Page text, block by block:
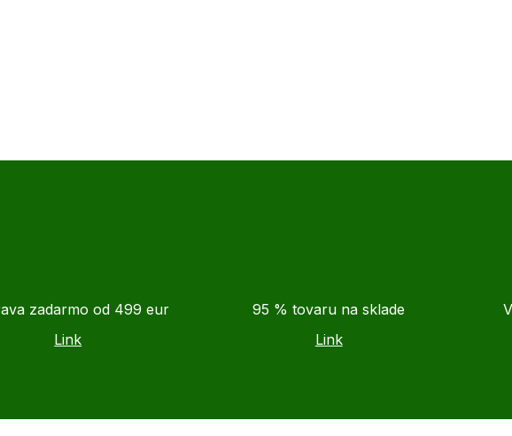
zadarmo od 499 eur
Link
95 % tovaru na sklade
Link